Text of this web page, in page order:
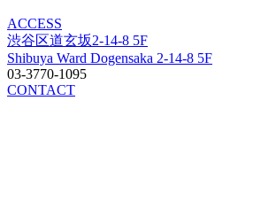
ACCESS
渋谷区道玄坂2-14-8 5F
Shibuya Ward Dogensaka 2-14-8 5F
03-3770-1095
CONTACT